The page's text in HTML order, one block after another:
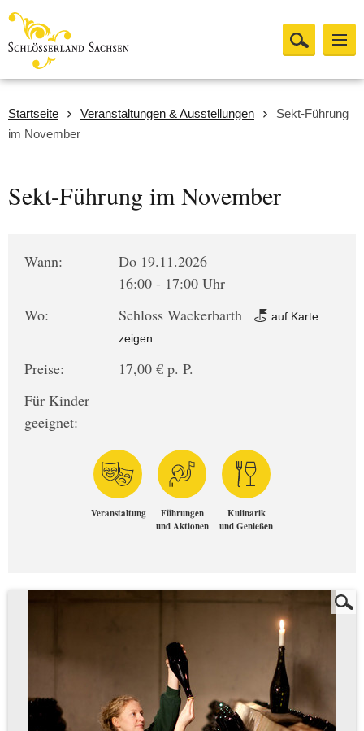
Startseite Veranstaltungen & Ausstellungen
Sekt-Führung
im November
Sekt-Führung im November
Wann:
Do 19.11.2026
16:00 - 17:00 Uhr
Wo:
Schloss Wackerbarth
auf Karte
zeigen
Preise:
17,00 € p. P.
Für Kinder
geeignet:
Veranstaltung
Führungen
und Aktionen
Kulinarik
und Genießen